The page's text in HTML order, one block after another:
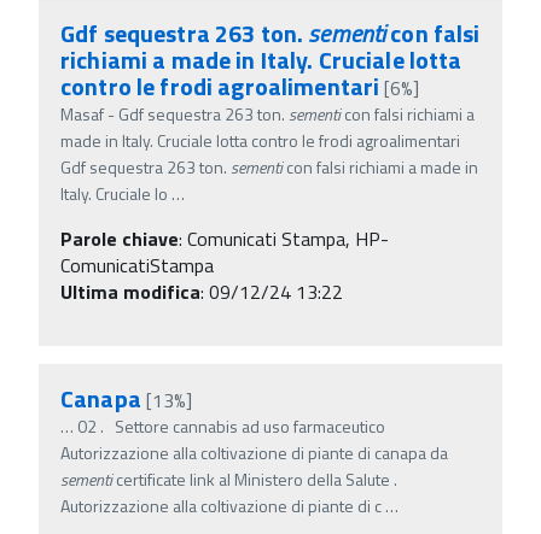
Gdf sequestra 263 ton.sementicon falsi
richiami a made in Italy. Cruciale lotta
contro le frodi agroalimentari [6%]
Masaf - Gdf sequestra 263 ton. sementicon falsi richiami a
made in Italy. Cruciale lotta contro le frodi agroalimentari
Gdf sequestra 263 ton. sementicon falsi richiami a made in
Italy. Cruciale lo …
Parole chiave: Comunicati Stampa, HP-
ComunicatiStampa
Ultima modifica: 09/12/24 13:22
Canapa [13%]
… 02 . Settore cannabis ad uso farmaceutico
Autorizzazione alla coltivazione di piante di canapa da
sementicertificate link al Ministero della Salute .
Autorizzazione alla coltivazione di piante di c…